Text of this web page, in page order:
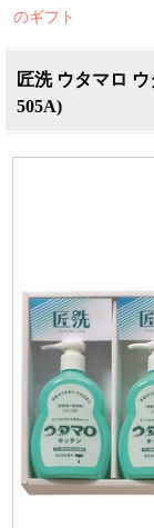
のギフト
匠洗 ウタマロ
505A)